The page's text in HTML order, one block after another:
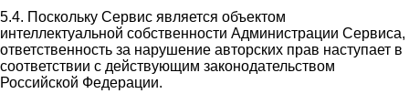
5.4. Поскольку Сервис является объектом
интеллектуальной собственности Администрации Сервиса,
ответственность за нарушение авторских прав наступает в
соответствии с действующим законодательством
Российской Федерации.